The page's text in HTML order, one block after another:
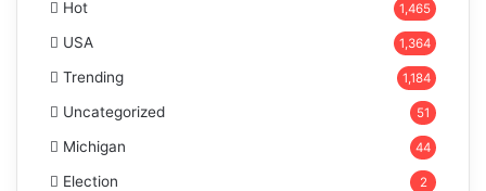
Hot 1,465
USA 1,364
Trending 1,184
Uncategorized 51
Michigan 44
Election 2